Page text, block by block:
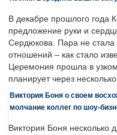
В декабре прошлого года
предложение руки и
Сердюкова. Пара не
отношений – как стало
Церемония прошла в узком
планирует через
Виктория Боня о своем
молчание коллег по шоу-
Виктория Боня несколько